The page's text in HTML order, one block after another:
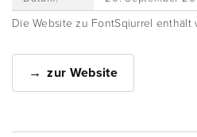
Die Website zu FontSqiurrel enthält
zur Website